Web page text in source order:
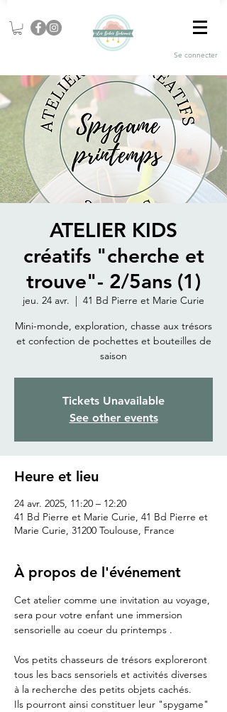
Se connecter
ATELIER KIDS
créatifs "cherche et
trouve"- 2/5ans (1)
jeu. 24 avr.
  |
41 Bd Pierre et Marie Curie
Mini-monde, exploration, chasse aux trésors
et confection de pochettes et bouteilles de
saison
Tickets Unavailable
See other events
Heure et lieu
24 avr. 2025, 11:20 – 12:20
41 Bd Pierre et Marie Curie, 41 Bd Pierre et
Marie Curie, 31200 Toulouse, France
À propos de l'événement
Cet atelier comme une invitation au voyage,
sera pour votre enfant une immersion
sensorielle au coeur du printemps .
Vos petits chasseurs de trésors exploreront
tous les bacs sensoriels et activités diverses
à la recherche des petits objets cachés.
Ils pourront ainsi constituer leur "spygame"